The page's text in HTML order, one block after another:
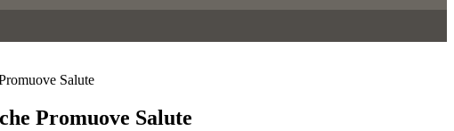
Salute
Promuove Salute